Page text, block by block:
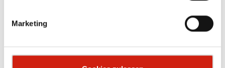
Marketing